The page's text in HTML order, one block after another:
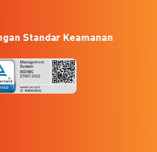
Standar Keamanan